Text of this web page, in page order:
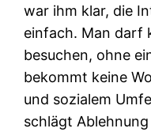
war ihm klar, die
einfach. Man darf
besuchen, ohne
bekommt keine
und sozialem
schlägt